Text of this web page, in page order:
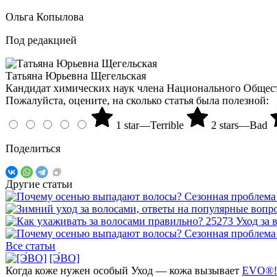
Ольга Копылова
Под редакцией
Татьяна Юрьевна Щегельская
Кандидат химических наук члена Национального
Пожалуйста, оцените, на сколько статья была полезной:
1 star—Terrible 2 stars—Bad
Поделиться
Другие статьи
25273 Уход за
Все статьи
[Э́ВО]
Когда коже нужен особый Уход — кожа вызывает EVO®!